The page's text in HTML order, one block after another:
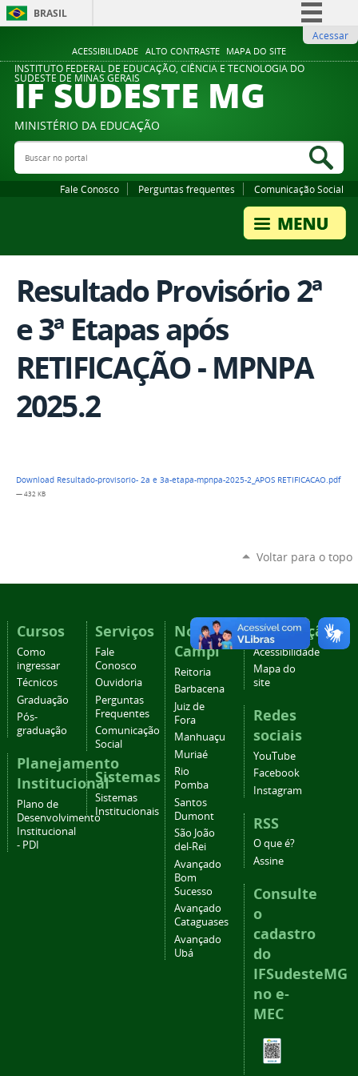
ACESSIBILIDADE ALTO CONTRASTE MAPA DO SITE
BRASIL
Comunica BR
Participe
Legislação
Acessar
INSTITUTO FEDERAL DE EDUCAÇÃO, CIÊNCIA E TECNOLOGIA DO
SUDESTE DE MINAS GERAIS
IF SUDESTE MG
MINISTÉRIO DA EDUCAÇÃO
Buscar no portal
Fale Conosco Perguntas frequentes Comunicação Social
Resultado Provisório 2ª
e 3ª Etapas após
RETIFICAÇÃO - MPNPA
2025.2
Download Resultado-provisorio- 2a e 3a-etapa-mpnpa-2025-2_APOS RETIFICACAO.pdf
— 432 KB
Voltar para o topo
Cursos
Como
ingressar
Técnicos
Graduação
Pós-
graduação
Planejamento
Institucional
Plano de
Desenvolvimento
Institucional
- PDI
Serviços
Fale
Conosco
Ouvidoria
Perguntas
Frequentes
Comunicação
Social
Sistemas
Sistemas
Institucionais
Nossos
Campi
Reitoria
Barbacena
Juiz de
Fora
Manhuaçu
Muriaé
Rio
Pomba
Santos
Dumont
São João
del-Rei
Avançado
Bom
Sucesso
Avançado
Cataguases
Avançado
Ubá
Navegação
Acessibilidade
Mapa do
site
Redes
sociais
YouTube
Facebook
Instagram
RSS
O que é?
Assine
Consulte
o
cadastro
do
IFSudesteMG
no e-
MEC